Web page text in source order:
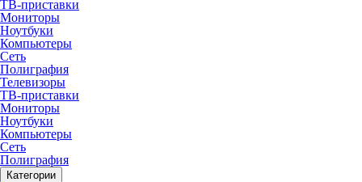
ТВ-приставки
Мониторы
Ноутбуки
Компьютеры
Сеть
Полиграфия
Телевизоры
ТВ-приставки
Мониторы
Ноутбуки
Компьютеры
Сеть
Полиграфия
Категории